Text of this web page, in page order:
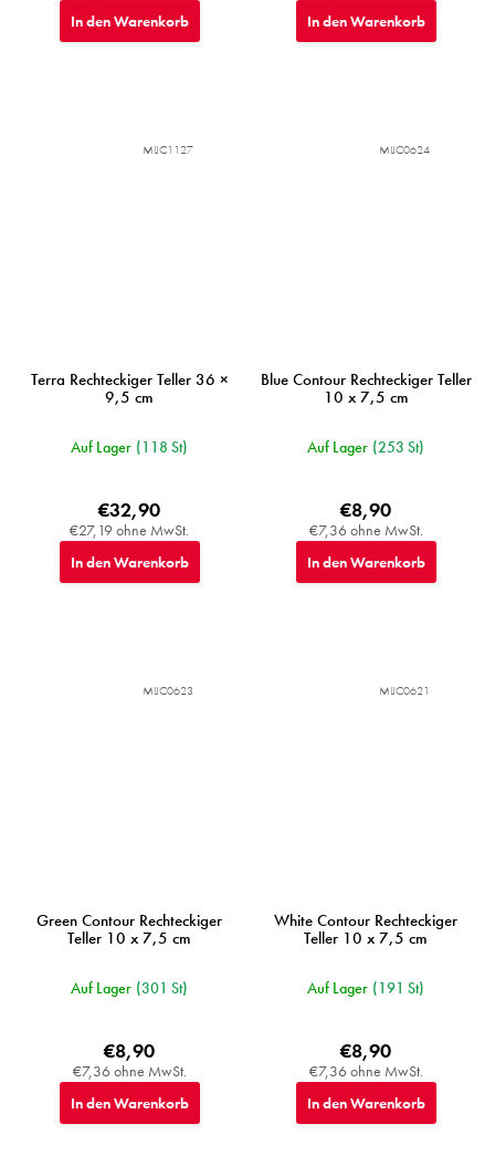
In den Warenkorb In den Warenkorb
Terra Rechteckiger Teller 36 ×
9,5 cm
Auf Lager (118 St)
€27,19 ohne MwSt.
€32,90
In den Warenkorb
MIJC1127
Blue Contour Rechteckiger Teller
10 x 7,5 cm
Auf Lager (253 St)
€7,36 ohne MwSt.
€8,90
In den Warenkorb
MIJC0624
Green Contour Rechteckiger
Teller 10 x 7,5 cm
Auf Lager (301 St)
€7,36 ohne MwSt.
€8,90
In den Warenkorb
MIJC0623
White Contour Rechteckiger
Teller 10 x 7,5 cm
Auf Lager (191 St)
€7,36 ohne MwSt.
€8,90
In den Warenkorb
MIJC0621